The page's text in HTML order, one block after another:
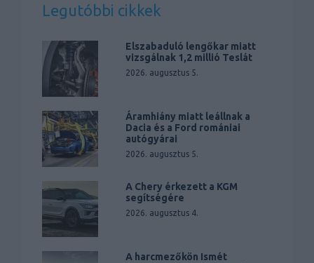
Legutóbbi cikkek
Elszabaduló lengőkar miatt
vizsgálnak 1,2 millió Teslát
2026. augusztus 5.
Áramhiány miatt leállnak a
Dacia és a Ford romániai
autógyárai
2026. augusztus 5.
A Chery érkezett a KGM
segítségére
2026. augusztus 4.
A harcmezőkön Ismét